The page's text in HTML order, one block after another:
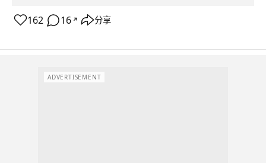
162 16 ↗ 分享
ADVERTISEMENT